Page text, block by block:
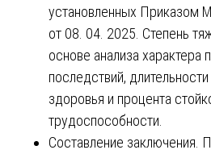
установленных Приказом
от 08. 04. 2025. Степень
основе анализа характера
последствий,
здоровья и процента
трудоспособности.
Составление заключения.